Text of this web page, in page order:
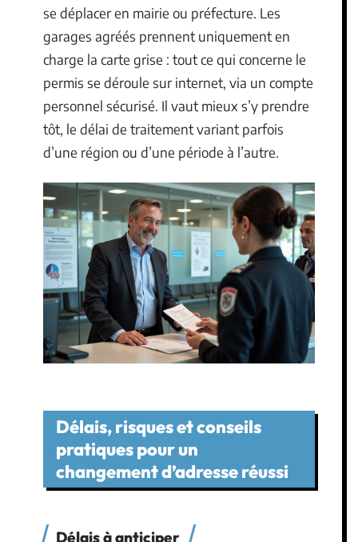
se déplacer en mairie ou préfecture. Les
garages agréés prennent uniquement en
charge la carte grise : tout ce qui concerne le
permis se déroule sur internet, via un compte
personnel sécurisé. Il vaut mieux s’y prendre
tôt, le délai de traitement variant parfois
d’une région ou d’une période à l’autre.
Délais, risques et conseils
pratiques pour un
changement d’adresse réussi
Délais à anticiper